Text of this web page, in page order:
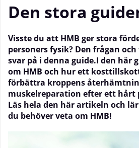
Den stora
Visste du att HMB ger stora
personers fysik? Den frågan
svar på i denna guide.I den här
om HMB och hur ett
förbättra kroppens
muskelreparation efter ett hårt
Läs hela den här artikeln och
du behöver veta om HMB!